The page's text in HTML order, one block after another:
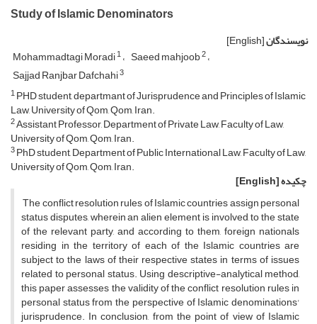
Study of Islamic Denominators
نویسندگان[English]
Mohammadtagi Moradi1 Saeed mahjoob2
Sajjad Ranjbar Dafchahi3
1PHD student, departmant of Jurisprudence and Principles of Islamic
Law, University of Qom, Qom, Iran.
2Assistant Professor, Department of Private Law, Faculty of Law,
University of Qom, Qom, Iran.
3PhD student, Department of Public International Law, Faculty of Law,
University of Qom, Qom, Iran.
چکیده[English]
The conflict resolution rules of Islamic countries assign personal
status disputes, wherein an alien element is involved, to the state
of the relevant party, and according to them, foreign nationals
residing in the territory of each of the Islamic countries are
subject to the laws of their respective states in terms of issues
related to personal status. Using descriptive-analytical method,
this paper assesses the validity of the conflict resolution rules in
personal status from the perspective of Islamic denominations'
jurisprudence. In conclusion, from the point of view of Islamic